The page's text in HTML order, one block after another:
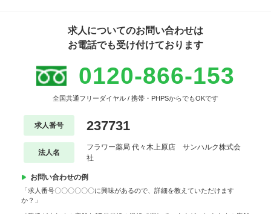
求人についてのお問い合わせは
お電話でも受け付けております
0120-866-153
全国共通フリーダイヤル / 携帯・PHPSからでもOKです
求人番号 237731
法人名
フラワー薬局 代々木上原店 サンハルク株式会
社
お問い合わせの例
「求人番号〇〇〇〇〇〇に興味があるので、詳細を教えていただけます
か？」